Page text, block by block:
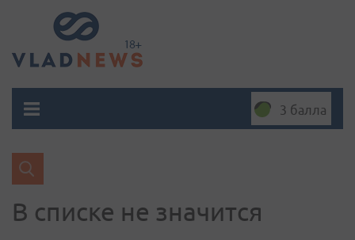
3 балла
В списке не значится